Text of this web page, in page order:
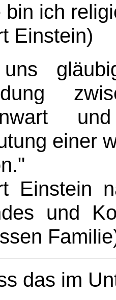
bin ich
Einstein)
einer
Einstein
und
das im